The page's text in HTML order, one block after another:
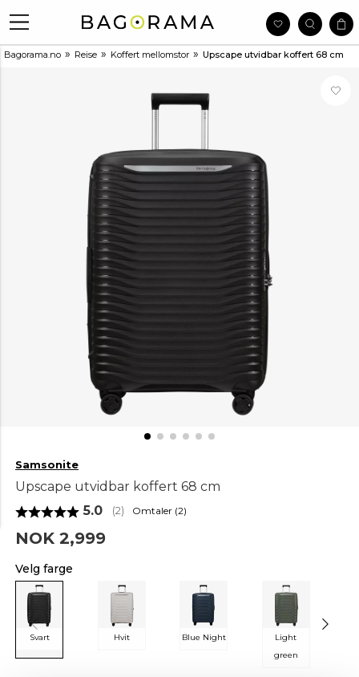
Bagorama.no » Reise » Koffert mellomstor » Upscape utvidbar koffert 68 cm
Samsonite
Upscape utvidbar koffert 68 cm
Gjennomsnittskarakter:
5.0 (stemmer:
2) Omtaler (2)
NOK 2,999
Velg farge
Svart Hvit Blue Night
Light
green